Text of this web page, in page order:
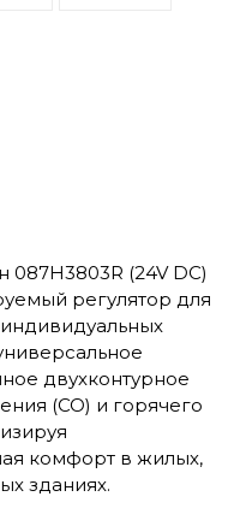
087H3803R (24V DC)
регулятор для
двухконтурное
(СО) и горячего
комфорт в жилых,
зданиях.